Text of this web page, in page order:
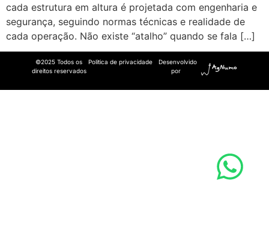
cada estrutura em altura é projetada com engenharia e
segurança, seguindo normas técnicas e realidade de
cada operação. Não existe “atalho” quando se fala […]
©2025 Todos os
direitos reservados
Politica de privacidade
Desenvolvido
por